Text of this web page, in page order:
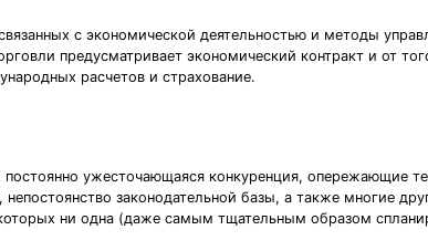
с экономической деятельностью и методы
предусматривает экономический контракт и от
расчетов и страхование.
ужесточающаяся конкуренция, опережающие
законодательной базы, а также многие
ни одна (даже самым тщательным образом